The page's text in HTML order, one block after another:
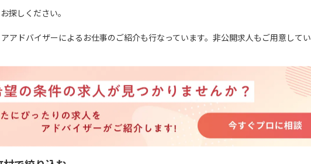
探しください。
アドバイザーによるお仕事のご紹介も行なっています。非公開求人もご用意して